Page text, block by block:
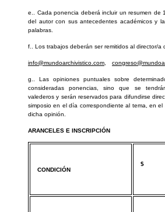
e.. Cada ponencia deberá incluir un resumen de
del autor con sus antecedentes académicos y
palabras.
f.. Los trabajos deberán ser remitidos al director/a
info@mundoarchivistico.com
g.. Las opiniones puntuales sobre
consideradas ponencias, sino que se
valederos y serán reservados para difundirse
simposio en el día correspondiente al tema, en
dicha opinión.
ARANCELES E INSCRIPCIÓN
CONDICIÓN
$